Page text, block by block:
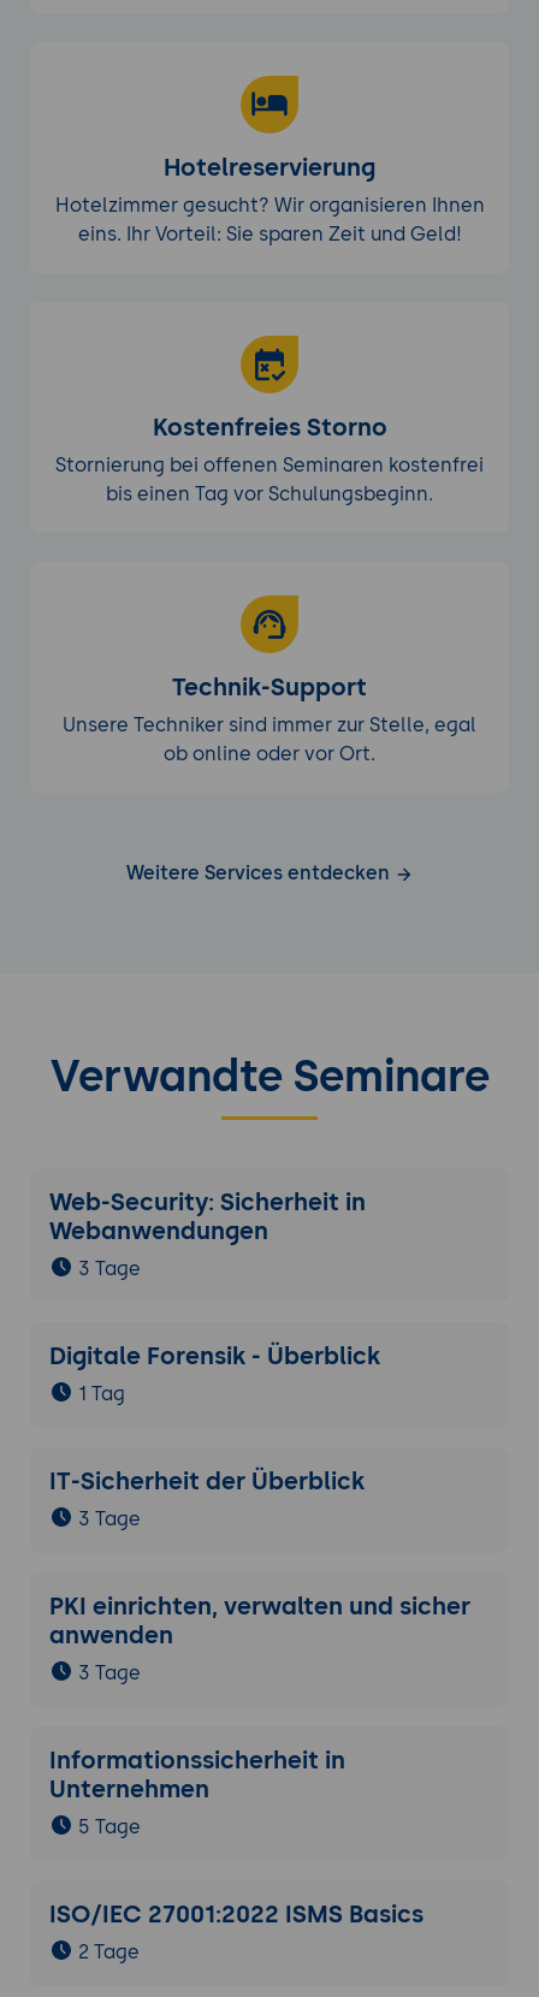
Hotelreservierung
Hotelzimmer gesucht? Wir organisieren Ihnen
eins. Ihr Vorteil: Sie sparen Zeit und Geld!
Kostenfreies Storno
Stornierung bei offenen Seminaren kostenfrei
bis einen Tag vor Schulungsbeginn.
Technik-Support
Unsere Techniker sind immer zur Stelle, egal
ob online oder vor Ort.
Weitere Services entdecken
Verwandte Seminare
Web-Security: Sicherheit in
Webanwendungen
3 Tage
Digitale Forensik - Überblick
1 Tag
IT-Sicherheit der Überblick
3 Tage
PKI einrichten, verwalten und sicher
anwenden
3 Tage
Informationssicherheit in
Unternehmen
5 Tage
ISO/IEC 27001:2022 ISMS Basics
2 Tage